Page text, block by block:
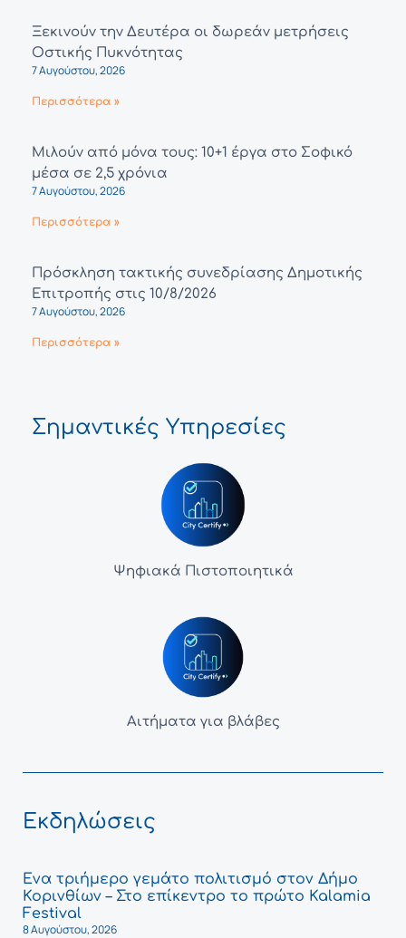
Ξεκινούν την Δευτέρα οι δωρεάν μετρήσεις
Οστικής Πυκνότητας
7 Αυγούστου, 2026
Περισσότερα »
Μιλούν από μόνα τους: 10+1 έργα στο Σοφικό
μέσα σε 2,5 χρόνια
7 Αυγούστου, 2026
Περισσότερα »
Πρόσκληση τακτικής συνεδρίασης Δημοτικής
Επιτροπής στις 10/8/2026
7 Αυγούστου, 2026
Περισσότερα »
Σημαντικές Υπηρεσίες
Ψηφιακά Πιστοποιητικά
Αιτήματα για βλάβες
Εκδηλώσεις
Ένα τριήμερο γεμάτο πολιτισμό στον Δήμο
Κορινθίων – Στο επίκεντρο το πρώτο Kalamia
Festival
8 Αυγούστου, 2026